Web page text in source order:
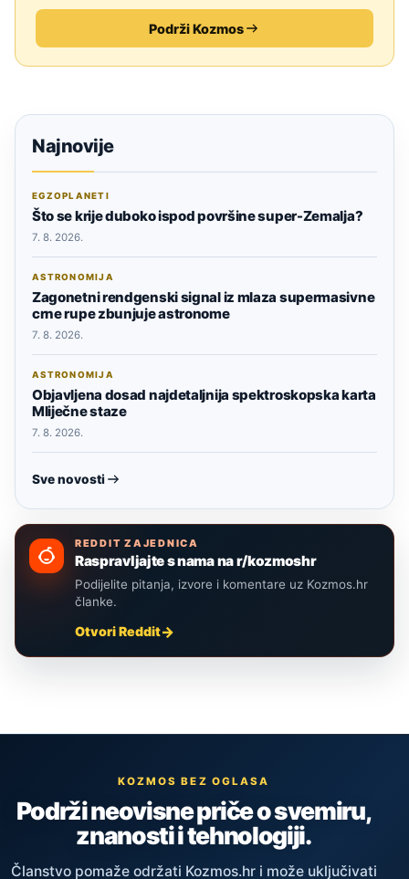
Podrži Kozmos
Najnovije
EGZOPLANETI
Što se krije duboko ispod površine super-Zemalja?
7. 8. 2026.
ASTRONOMIJA
Zagonetni rendgenski signal iz mlaza supermasivne
crne rupe zbunjuje astronome
7. 8. 2026.
ASTRONOMIJA
Objavljena dosad najdetaljnija spektroskopska karta
Mliječne staze
7. 8. 2026.
Sve novosti
REDDIT ZAJEDNICA
Raspravljajte s nama na r/kozmoshr
Podijelite pitanja, izvore i komentare uz Kozmos.hr
članke.
Otvori Reddit
KOZMOS BEZ OGLASA
Podrži neovisne priče o svemiru,
znanosti i tehnologiji.
Članstvo pomaže održati Kozmos.hr i može uključivati